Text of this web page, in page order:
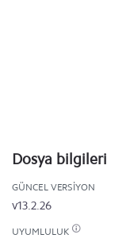
Dosya bilgileri
GÜNCEL VERSIYON
v13.2.26
UYUMLULUK